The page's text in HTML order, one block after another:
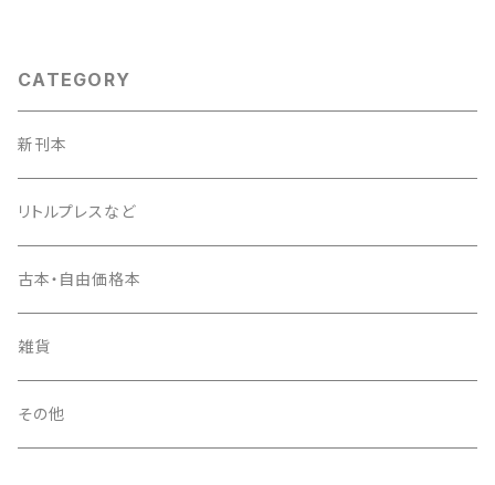
CATEGORY
新刊本
リトルプレスなど
古本・自由価格本
雑貨
その他